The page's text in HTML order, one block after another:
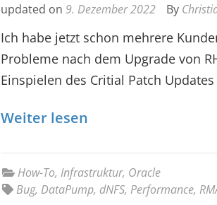
updated on 9. Dezember 2022 By
Ich habe jetzt schon mehrere
Probleme nach dem Upgrade von
Einspielen des Critial Patch
Weiter lesen
How-To, Infrastruktur, Oracle
Bug, DataPump, dNFS, Performance,